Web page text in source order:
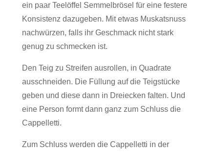
ein paar Teelöffel Semmelbrösel für eine festere
Konsistenz dazugeben. Mit etwas Muskatsnuss
nachwürzen, falls ihr Geschmack nicht stark
genug zu schmecken ist.
Den Teig zu Streifen ausrollen, in Quadrate
ausschneiden. Die Füllung auf die Teigstücke
geben und diese dann in Dreiecken falten. Und
eine Person formt dann ganz zum Schluss die
Cappelletti.
Zum Schluss werden die Cappelletti in der